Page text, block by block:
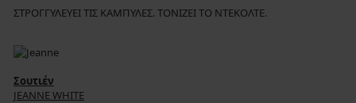
ΣΤΡΟΓΓΥΛΕΥΕΙ ΤΙΣ ΚΑΜΠΥΛΕΣ. ΤΟΝΙΖΕΙ ΤΟ ΝΤΕΚΟΛΤΕ.
Σουτιέν
JEANNE WHITE